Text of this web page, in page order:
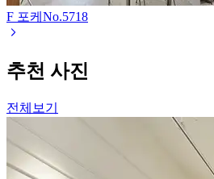
F 포케 No.5718
추천 사진
전체보기